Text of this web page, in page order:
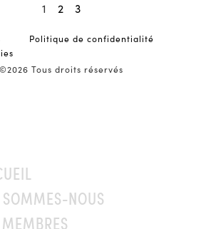
1 2 3
Politique de confidentialité
©2026 Tous droits réservés
NOUS